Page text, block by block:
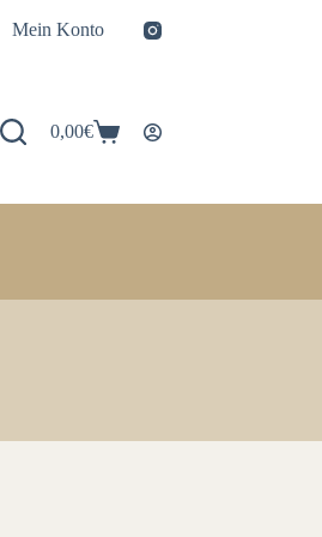
Mein Konto
Warenkorb
0,00€